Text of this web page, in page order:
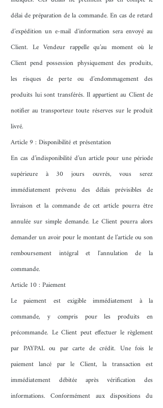
délai de préparation de la commande. En cas de retard
d’expédition un e-mail d'information sera envoyé au
Client. Le Vendeur rappelle qu’au moment où le
Client pend possession physiquement des produits,
les risques de perte ou d’endommagement des
produits lui sont transférés. Il appartient au Client de
notifier au transporteur toute réserves sur le produit
livré.
Article 9 : Disponibilité et présentation
En cas d’indisponibilité d’un article pour une période
supérieure à 30 jours ouvrés, vous serez
immédiatement prévenu des délais prévisibles de
livraison et la commande de cet article pourra être
annulée sur simple demande. Le Client pourra alors
demander un avoir pour le montant de l’article ou son
remboursement intégral et l'annulation de la
commande.
Article 10 : Paiement
Le paiement est exigible immédiatement à la
commande, y compris pour les produits en
précommande. Le Client peut effectuer le règlement
par PAYPAL ou par carte de crédit. Une fois le
paiement lancé par le Client, la transaction est
immédiatement débitée après vérification des
informations. Conformément aux dispositions du